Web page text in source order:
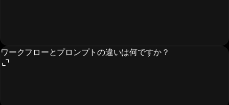
ワークフローとプロンプトの違いは何ですか？